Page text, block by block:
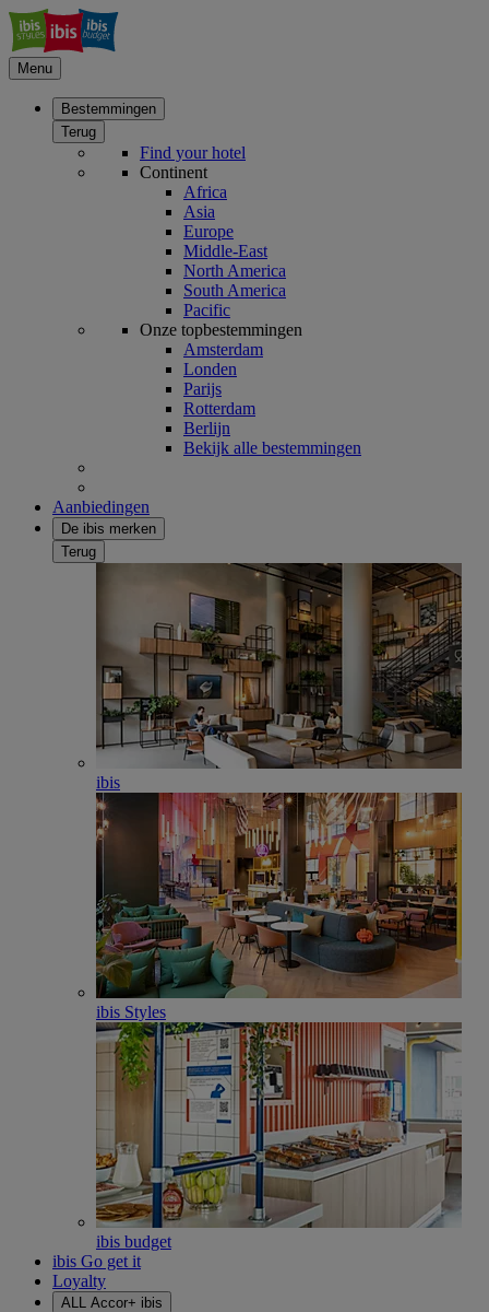
Menu
Bestemmingen
Terug
Find your hotel
Continent
Africa
Asia
Europe
Middle-East
North America
South America
Pacific
Onze topbestemmingen
Amsterdam
Londen
Parijs
Rotterdam
Berlijn
Bekijk alle bestemmingen
Aanbiedingen
De ibis merken
Terug
ibis
ibis Styles
ibis budget
ibis Go get it
Loyalty
ALL Accor+ ibis